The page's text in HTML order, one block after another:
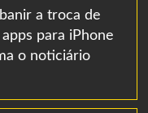
a troca de
para iPhone
o noticiário